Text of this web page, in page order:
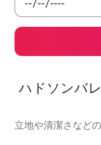
ハドソンバ
立地や清潔さなど